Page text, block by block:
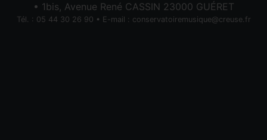
• 1bis, Avenue René CASSIN 23000 GUÉRET
Tél. : 05 44 30 26 90 • E-mail : conservatoiremusique@creuse.fr